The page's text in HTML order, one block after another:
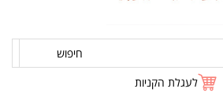
חיפוש
לעגלת הקניות